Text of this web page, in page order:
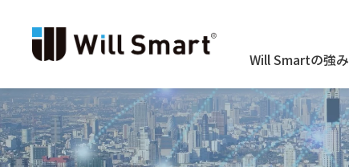
Will Smartの強み